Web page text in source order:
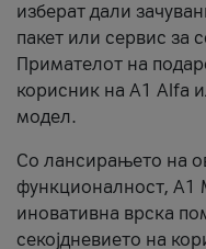
изберат дали
пакет или сервис за
Примателот на
корисник на А1 Alfa
модел.
Со лансирањето на
функционалност, А1
иновативна врска
секојдневието на